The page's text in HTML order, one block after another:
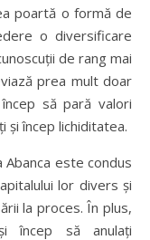
poartă o formă de
o diversificare
de rang mai
prea mult doar
să pară valori
și încep lichiditatea.
Abanca este condus
lor divers și
la proces. În plus,
încep să anulați